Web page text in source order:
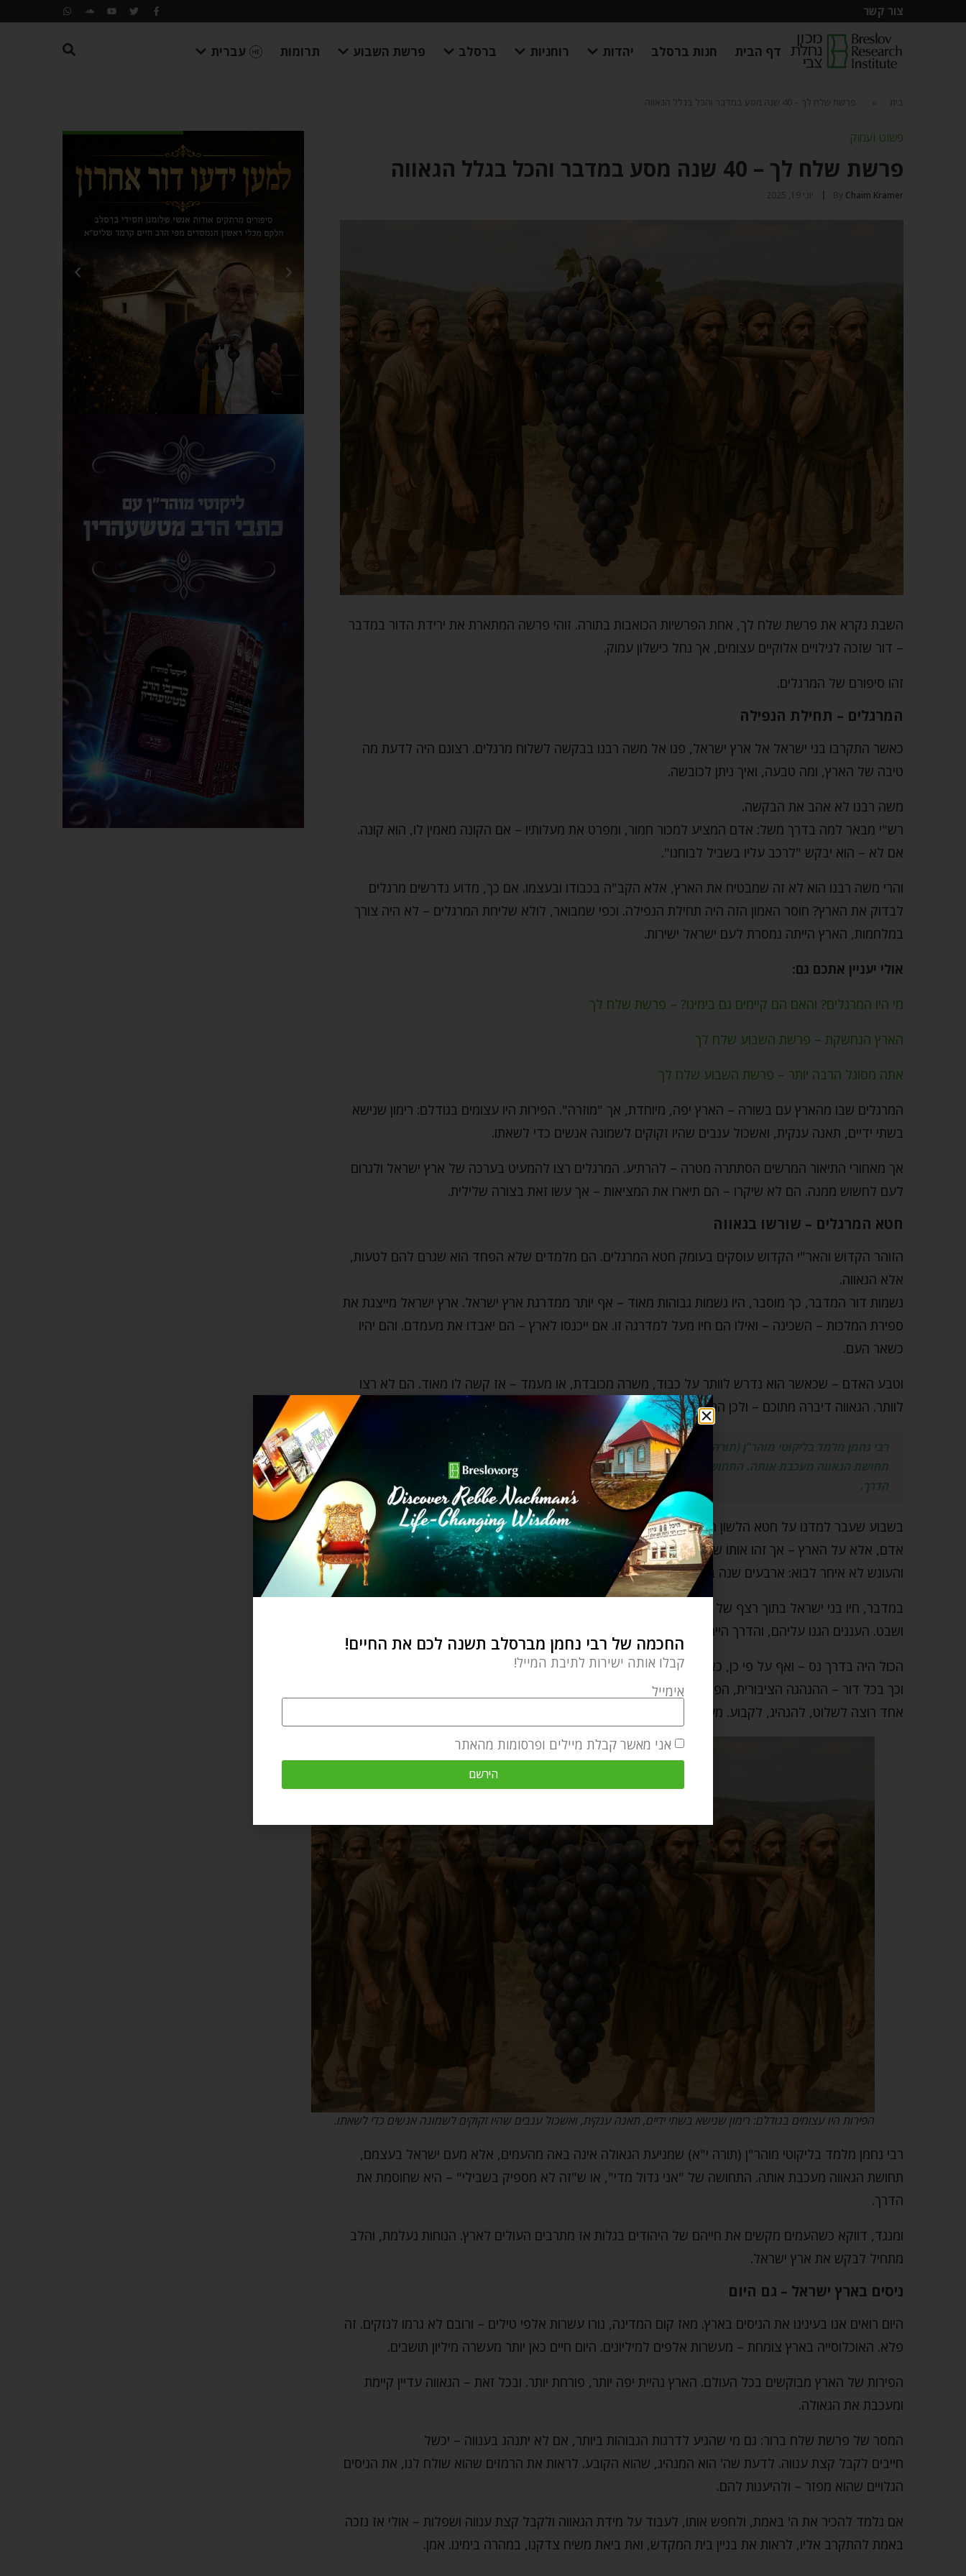
צור קשר
דף הבית חנות ברסלב יהדות רוחניות ברסלב פרשת השבוע תרומות עברית
בית פרשת שלח לך – 40 שנה מסע במדבר והכל בגלל הגאווה
פשוט ועמוק
פרשת שלח לך – 40 שנה מסע במדבר והכל בגלל הגאווה
By Chaim Kramer יוני 19, 2025
השבת נקרא את פרשת שלח לך, אחת הפרשיות הכואבות בתורה. זוהי פרשה המתארת את ירידת הדור במדבר
– דור שזכה לגילויים אלוקיים עצומים, אך נחל כישלון עמוק.
זהו סיפורם של המרגלים.
המרגלים – תחילת הנפילה
כאשר התקרבו בני ישראל אל ארץ ישראל, פנו אל משה רבנו בבקשה לשלוח מרגלים. רצונם היה לדעת מה
טיבה של הארץ, ומה טבעה, ואיך ניתן לכובשה.
משה רבנו לא אהב את הבקשה.
רש"י מבאר למה בדרך משל: אדם המציע למכור חמור, ומפרט את מעלותיו – אם הקונה מאמין לו, הוא קונה.
אם לא – הוא יבקש "לרכב עליו בשביל לבוחנו".
והרי משה רבנו הוא לא זה שמבטיח את הארץ, אלא הקב"ה בכבודו ובעצמו. אם כך, מדוע נדרשים מרגלים
לבדוק את הארץ? חוסר האמון הזה היה תחילת הנפילה. וכפי שמבואר, לולא שליחת המרגלים – לא היה צורך
במלחמות, הארץ הייתה נמסרת לעם ישראל ישירות.
אולי יעניין אתכם גם:
מי היו המרגלים? והאם הם קיימים גם בימינו? – פרשת שלח לך
הארץ הנחשקת – פרשת השבוע שלח לך
אתה מסוגל הרבה יותר – פרשת השבוע שלח לך
המרגלים שבו מהארץ עם בשורה – הארץ יפה, מיוחדת, אך "מוזרה". הפירות היו עצומים בגודלם: רימון שנישא
בשתי ידיים, תאנה ענקית, ואשכול ענבים שהיו זקוקים לשמונה אנשים כדי לשאתו.
אך מאחורי התיאור המרשים הסתתרה מטרה – להרתיע. המרגלים רצו להמעיט בערכה של ארץ ישראל ולגרום
לעם לחשוש ממנה. הם לא שיקרו – הם תיארו את המציאות – אך עשו זאת בצורה שלילית.
חטא המרגלים – שורשו בגאווה
הזוהר הקדוש והאר"י הקדוש עוסקים בעומק חטא המרגלים. הם מלמדים שלא הפחד הוא שגרם להם לטעות,
אלא הגאווה.
נשמות דור המדבר, כך מוסבר, היו נשמות גבוהות מאוד – אף יותר ממדרגת ארץ ישראל. ארץ ישראל מייצגת את
ספירת המלכות – השכינה – ואילו הם חיו מעל למדרגה זו. אם ייכנסו לארץ – הם יאבדו את מעמדם. והם יהיו
כשאר העם.
וטבע האדם – שכאשר הוא נדרש לוותר על כבוד, משרה מכובדת, או מעמד – אז קשה לו מאוד. הם לא רצו
לוותר. הגאווה דיברה מתוכם – ולכן הם דיברו לשון הרע על הארץ.
רבי נחמן מלמד בליקוטי מוהר"ן (תורה י"א) שמניעת הגאולה אינה באה מהעמים, אלא מעם ישראל בעצמם,
תחושת הגאווה מעכבת אותה. התחושה של "אני גדול מדי", או ש"זה לא מספיק בשבילי" – היא שחוסמת את
הדרך.
בשבוע שעבר למדנו על חטא הלשון הרע של מרים. המרגלים ראו את עונשה – ולא למדו. הם לא דיברו על
אדם, אלא על הארץ – אך זהו אותו שורש רוחני.
והעונש לא איחר לבוא: ארבעים שנה במדבר, עונש כבד לדור שלם.
במדבר, חיו בני ישראל בתוך רצף של ניסים גלויים: המן ירד מן השמים בכל בוקר, ומהסלע נבעו מים לכל שבט
ושבט. העננים הגנו עליהם, והדרך הייתה סלולה ומוארת.
הכול היה בדרך נס – ואף על פי כן, כאשר נדרש מהם לוותר על מעמדם ולסגת מתפקידם – הם סירבו.
וכך בכל דור – ההנהגה הציבורית, הפוליטיקאים, והמנהיגים – פעמים רבות מוּנָעִים מגאווה ולא מאחריות. כל
אחד רוצה לשלוט, להנהיג, לקבוע. מעטים מוכנים באמת להקריב את טובתם למען הכלל.
הפירות היו עצומים בגודלם: רימון שנישא בשתי ידיים, תאנה ענקית, ואשכול ענבים שהיו זקוקים לשמונה אנשים כדי לשאתו.
רבי נחמן מלמד בליקוטי מוהר"ן (תורה י"א) שמניעת הגאולה אינה באה מהעמים, אלא מעם ישראל בעצמם,
תחושת הגאווה מעכבת אותה. התחושה של "אני גדול מדי", או ש"זה לא מספיק בשבילי" – היא שחוסמת את
הדרך.
ומנגד, דווקא כשהעמים מקשים את חייהם של היהודים בגלות אז מתרבים העולים לארץ. הנוחות נעלמת, והלב
מתחיל לבקש את ארץ ישראל.
ניסים בארץ ישראל – גם היום
היום רואים אנו בעינינו את הניסים בארץ. מאז קום המדינה, נורו עשרות אלפי טילים – ורובם לא גרמו לנזקים. זה
פלא. האוכלוסייה בארץ צומחת – מעשרות אלפים למיליונים. היום חיים כאן יותר מעשרה מיליון תושבים.
הפירות של הארץ מבוקשים בכל העולם. הארץ נהיית יפה יותר, פורחת יותר. ובכל זאת – הגאווה עדיין קיימת
ומעכבת את הגאולה.
המסר של פרשת שלח ברור: גם מי שהגיע לדרגות הגבוהות ביותר, אם לא יתנהג בענווה – יכשל
חייבים לקבל קצת ענווה. לדעת שה' הוא המנהיג, שהוא הקובע. לראות את הרמזים שהוא שולח לנו, את הניסים
הגלויים שהוא מפזר – ולהיענות להם.
אם נלמד להכיר את ה' באמת, ולחפש אותו, לעבוד על מידת הגאווה ולקבל קצת ענווה ושפלות – אולי אז נזכה
באמת להתקרב אליו, לראות את בניין בית המקדש, ואת ביאת משיח צדקנו, במהרה בימינו. אמן.
החכמה של רבי נחמן מברסלב תשנה לכם את החיים!
קבלו אותה ישירות לתיבת המייל!
אימייל
אני מאשר קבלת מיילים ופרסומות מהאתר
הירשם